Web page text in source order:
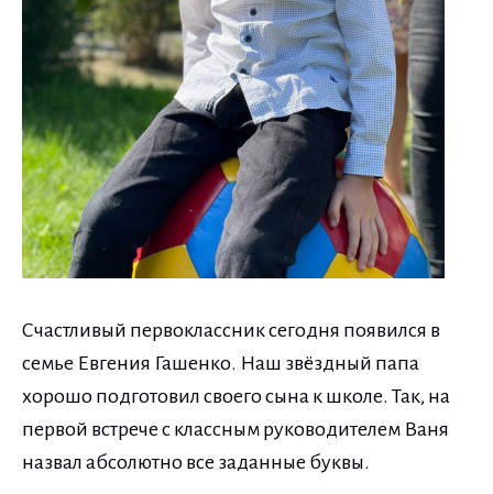
Счастливый первоклассник сегодня появился в
семье Евгения Гашенко. Наш звёздный папа
хорошо подготовил своего сына к школе. Так, на
первой встрече с классным руководителем Ваня
назвал абсолютно все заданные буквы.